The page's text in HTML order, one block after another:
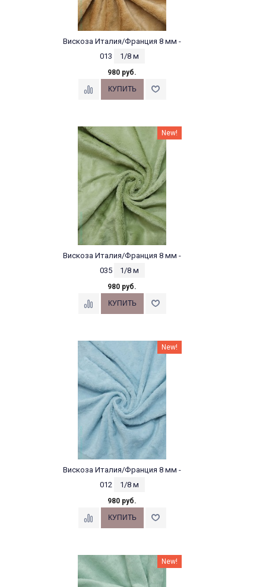
Вискоза Италия/Франция 8 мм -
013
1/8 м
980 руб.
New!
Вискоза Италия/Франция 8 мм -
035
1/8 м
980 руб.
New!
Вискоза Италия/Франция 8 мм -
012
1/8 м
980 руб.
New!